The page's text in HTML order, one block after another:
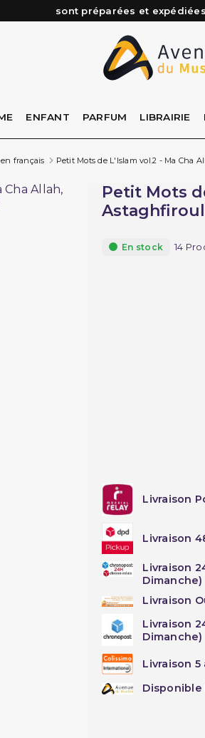
Besoin d'aide ?
Les Commandes passées avant
ENFANT PARFUM LIBRAIRIE
français Petit Mots de L'Islam vol.2 - Ma Cha
Petit Mots
En stock 14
Livraison
Livraison
Livraison
Dimanche)
Livraison
Livraison
Dimanche)
Livraison
Disponible